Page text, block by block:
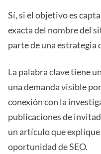
Sí, si el objetivo es
exacta del nombre del
parte de una estrategia
La palabra clave tiene
una demanda visible
conexión con la
publicaciones de
un artículo que
oportunidad de SEO.